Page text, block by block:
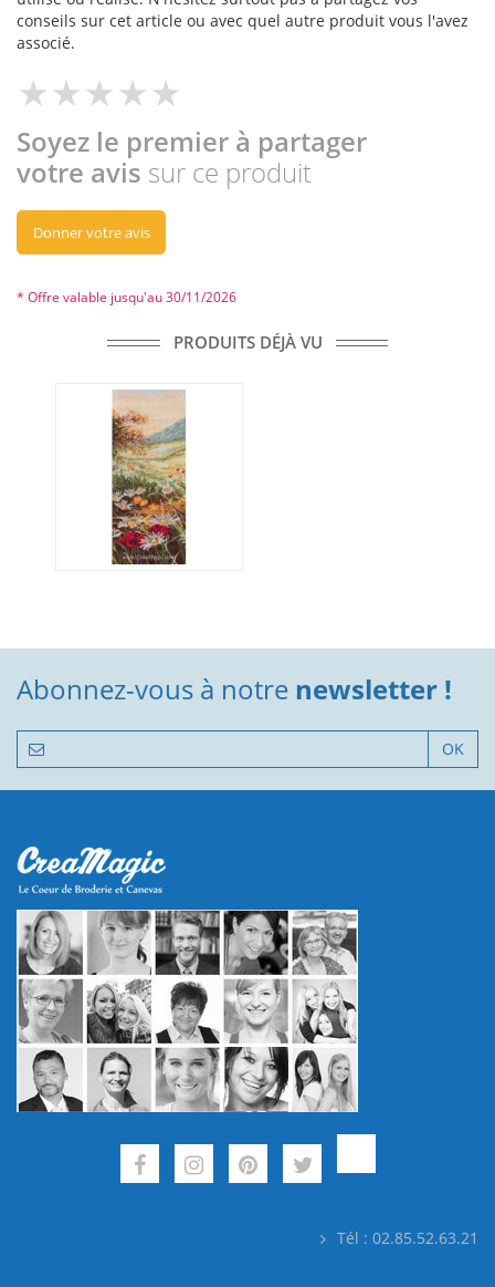
conseils sur cet article ou avec quel autre produit vous l'avez
associé.
Soyez le premier à partager
votre avis sur ce produit
Donner votre avis
* Offre valable jusqu'au 30/11/2026
PRODUITS DÉJÀ VU
Abonnez-vous à notre newsletter !
OK
Tél : 02.85.52.63.21